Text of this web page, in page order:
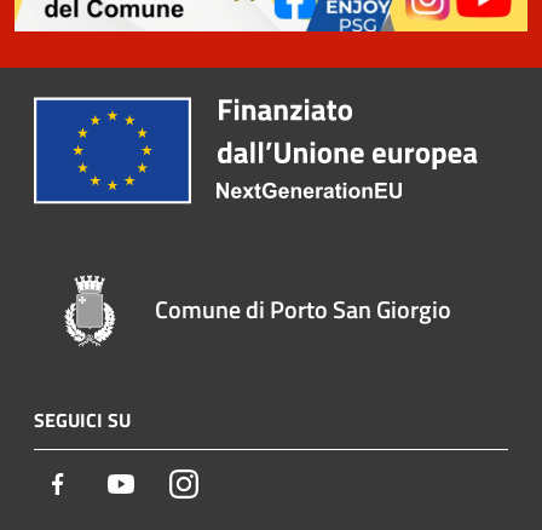
Comune di Porto San Giorgio
SEGUICI SU
Facebook YoutubeInstagram